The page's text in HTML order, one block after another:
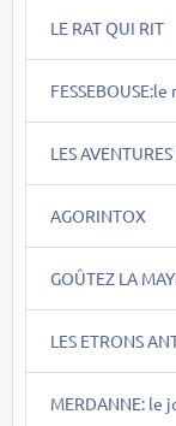
LE RAT QUI RIT
LES
AGORINTOX
GOÛTEZ LA
LES ETRONS
MERDANNE: le